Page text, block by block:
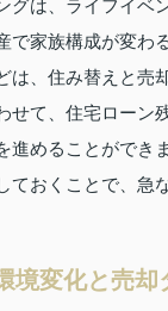
グは、ライフイベ
で家族構成が変わ
は、住み替えと売
せて、住宅ローン
進めることができま
ておくことで、急
境変化と売